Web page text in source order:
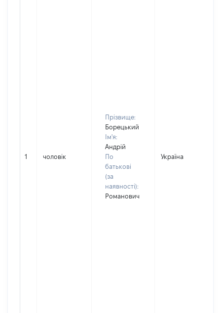
1 чоловік
Прізвище:
Борецький
Ім'я:
Андрій
По
батькові
(за
наявності):
Романович
Україна